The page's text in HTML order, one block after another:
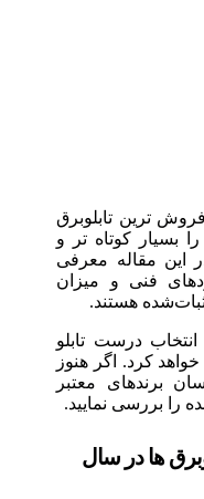
ترین تابلوبرق‌
بسیار کوتاه‌ تر و
این مقاله معرفی
فنی و میزان
هستند.
درست تابلو
کرد. اگر هنوز
برندهای معتبر
را بررسی نمایید.
ها در سال